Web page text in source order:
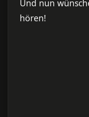
Und nun
hören!